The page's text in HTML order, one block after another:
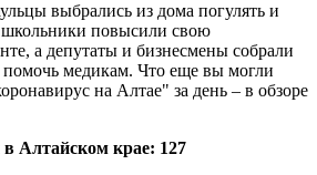
выбрались из дома погулять и
школьники повысили свою
а депутаты и бизнесмены собрали
медикам. Что еще вы могли
на Алтае" за день – в обзоре
Алтайском крае: 127